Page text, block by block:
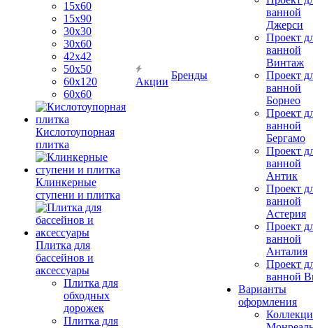
15х60
15x90
30х30
30х60
42х42
50х50
60х120
60х60
Кислотоупорная
плитка
Клинкерные
ступени и плитка
Плитка для
бассейнов и
аксессуары
Плитка для
обходных
дорожек
Плитка для
Акции
Бренды
ванной
Джерси
Проект
ванной
Винтаж
Проект
ванной
Борнео
Проект
ванной
Бергамо
Проект
ванной
Антик
Проект
ванной
Астерия
Проект
ванной
Анталия
Проект
ванной
Варианты
оформления